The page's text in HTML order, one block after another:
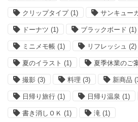
クリップタイプ(1) サンキュー
ドーナツ (1) ブラックボード (1)
ミニメモ帳 (1) リフレッシュ (2)
夏のイラスト (1) 夏季休業のご
撮影 (3) 料理 (3) 新商品
日帰り旅行 (1) 日帰り温泉 (1)
書き消しＯＫ (1) 滝 (1)